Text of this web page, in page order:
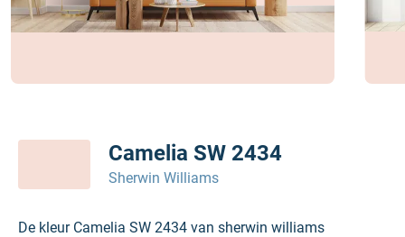
Camelia SW 2434
Sherwin Williams
De kleur Camelia SW 2434 van sherwin williams